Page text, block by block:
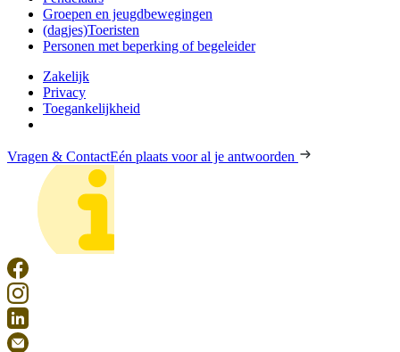
Groepen en jeugdbewegingen
(dagjes)Toeristen
Personen met beperking of begeleider
Zakelijk
Privacy
Toegankelijkheid
Vragen & ContactEén plaats voor al je antwoorden